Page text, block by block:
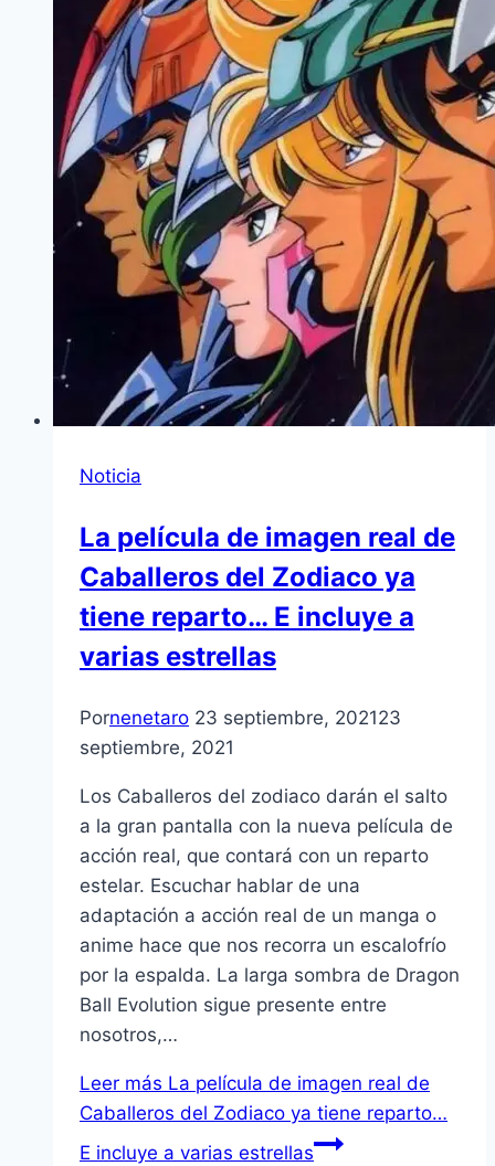
Noticia
La película de imagen real de
Caballeros del Zodiaco ya
tiene reparto… E incluye a
varias estrellas
Pornenetaro 23 septiembre, 202123
septiembre, 2021
Los Caballeros del zodiaco darán el salto
a la gran pantalla con la nueva película de
acción real, que contará con un reparto
estelar. Escuchar hablar de una
adaptación a acción real de un manga o
anime hace que nos recorra un escalofrío
por la espalda. La larga sombra de Dragon
Ball Evolution sigue presente entre
nosotros,…
Leer más La película de imagen real de
Caballeros del Zodiaco ya tiene reparto…
E incluye a varias estrellas